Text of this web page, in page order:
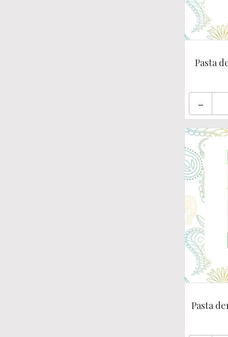
Pasta
-
Pasta